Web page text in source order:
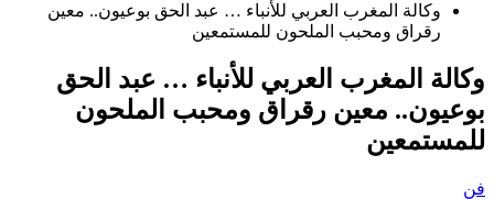
وكالة المغرب العربي للأنباء … عبد الحق بوعيون.. معين
رقراق ومحبب الملحون للمستمعين
وكالة المغرب العربي للأنباء … عبد الحق
بوعيون.. معين رقراق ومحبب الملحون
للمستمعين
فن